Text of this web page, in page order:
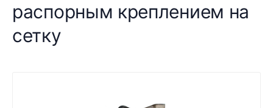
распорным креплением на
сетку